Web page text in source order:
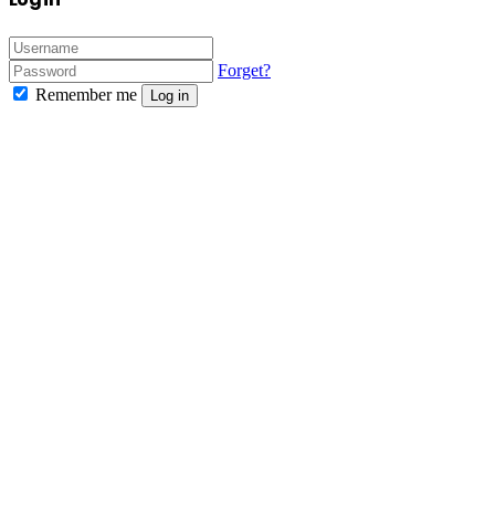
Forget?
Remember me
Log in